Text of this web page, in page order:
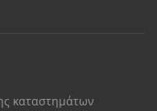
καταστημάτων